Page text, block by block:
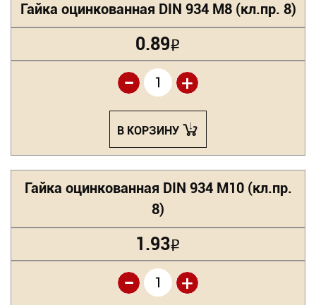
Гайка оцинкованная DIN 934 М8 (кл.пр. 8)
0.89Р
+
-
В КОРЗИНУ
Гайка оцинкованная DIN 934 М10 (кл.пр.
8)
1.93Р
+
-